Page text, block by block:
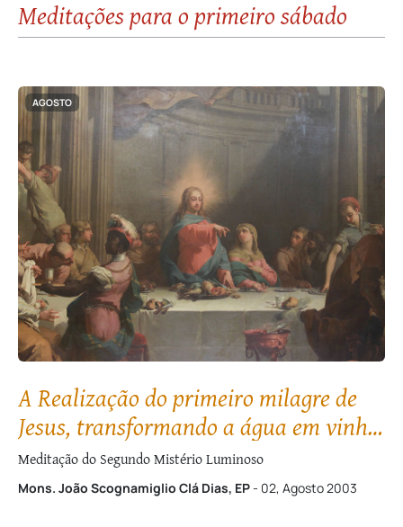
Meditações para o primeiro sábado
AGOSTO
A Realização do primeiro milagre de
Jesus, transformando a água em vinho,
nas Bodas de Caná
Meditação do Segundo Mistério Luminoso
Mons. João Scognamiglio Clá Dias, EP- 02, Agosto 2003